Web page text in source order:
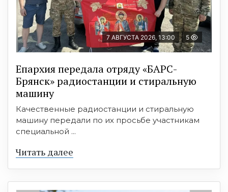
7 АВГУСТА 2026, 13:00 5
Епархия передала отряду «БАРС-
Брянск» радиостанции и стиральную
машину
Качественные радиостанции и стиральную
машину передали по их просьбе участникам
специальной ...
Читать далее